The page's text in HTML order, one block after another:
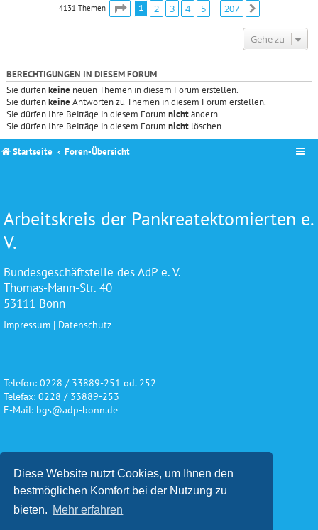
Diese Website nutzt Cookies, um Ihnen den
bestmöglichen Komfort bei der Nutzung zu
bieten. Mehr erfahren
4131 Themen Seite von 207
1 2 3 4 5 207
Gehe zu
BERECHTIGUNGEN IN DIESEM FORUM
Sie dürfenkeine neuen Themen in diesem Forum erstellen.
Sie dürfenkeineAntworten zu Themen in diesem Forum erstellen.
Sie dürfen Ihre Beiträge in diesem Forum nichtändern.
Sie dürfen Ihre Beiträge in diesem Forum nicht löschen.
Startseite Foren-Übersicht
Arbeitskreis der Pankreatektomierten e.
V.
Bundesgeschäftstelle des AdP e. V.
Thomas-Mann-Str. 40
53111 Bonn
Impressum | Datenschutz
Telefon: 0228 / 33889-251 od. 252
Telefax: 0228 / 33889-253
E-Mail: bgs@adp-bonn.de
Wir danken für die freundliche
Unterstützung und Förderung